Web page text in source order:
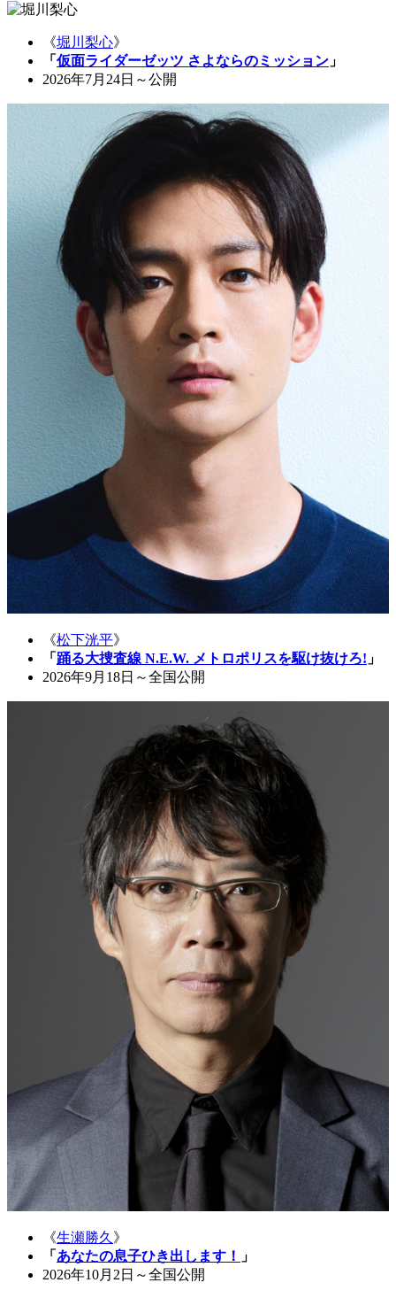
《堀川梨心》
「 仮面ライダーゼッツ さよならのミッション 」
2026年7月24日～公開
《松下洸平》
「 踊る大捜査線 N.E.W. メトロポリスを駆け抜けろ! 」
2026年9月18日～全国公開
《生瀬勝久 》
「 あなたの息子ひき出します！
」
2026年10月2日～全国公開